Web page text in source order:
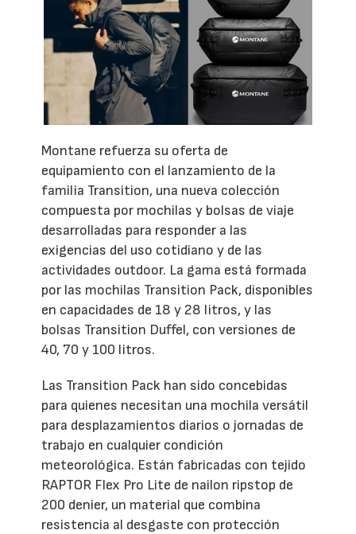
Montane refuerza su oferta de
equipamiento con el lanzamiento de la
familia Transition, una nueva colección
compuesta por mochilas y bolsas de viaje
desarrolladas para responder a las
exigencias del uso cotidiano y de las
actividades outdoor. La gama está formada
por las mochilas Transition Pack, disponibles
en capacidades de 18 y 28 litros, y las
bolsas Transition Duffel, con versiones de
40, 70 y 100 litros.
Las Transition Pack han sido concebidas
para quienes necesitan una mochila versátil
para desplazamientos diarios o jornadas de
trabajo en cualquier condición
meteorológica. Están fabricadas con tejido
RAPTOR Flex Pro Lite de nailon ripstop de
200 denier, un material que combina
resistencia al desgaste con protección